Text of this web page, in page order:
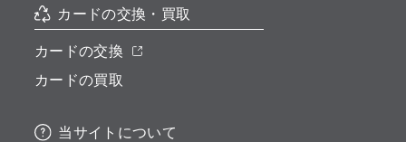
カードの交換・買取
カードの交換
カードの買取
当サイトについて